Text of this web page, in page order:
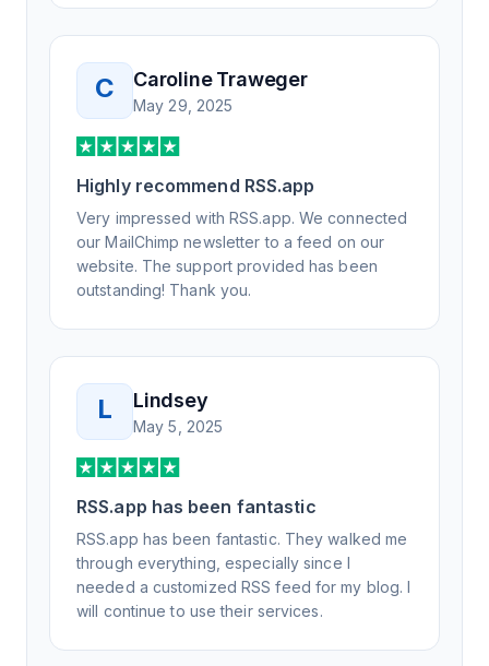
day, but I spoke to someone who was
knowledgeable, kind, and clearly wanted to
understand the issue. It has been a few
weeks, but after many revisions and direct
support, all of my release notes are in a way
that my users understand and find value in.
Honestly, it has been an exceptional
experience, and I will be pushing everyone I
know to RSS.app for their RSS needs.
C Caroline Traweger
May 29, 2025
Highly recommend RSS.app
Very impressed with RSS.app. We connected
our MailChimp newsletter to a feed on our
website. The support provided has been
outstanding! Thank you.
L Lindsey
May 5, 2025
RSS.app has been fantastic
RSS.app has been fantastic. They walked me
through everything, especially since I
needed a customized RSS feed for my blog. I
will continue to use their services.